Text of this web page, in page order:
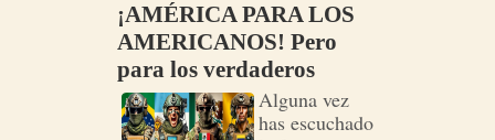
¡AMÉRICA PARA LOS
AMERICANOS! Pero
para los verdaderos
Alguna vez
has escuchado